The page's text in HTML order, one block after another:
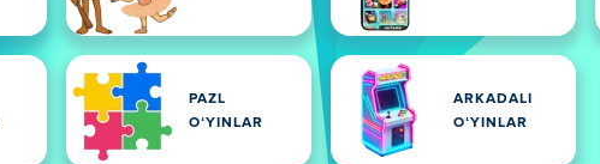
PAZL
OʻYINLAR
ARKADALI
OʻYINLAR